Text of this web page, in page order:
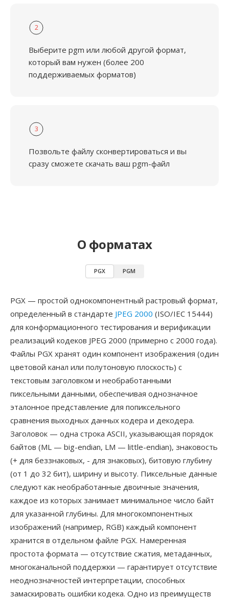
2
Выберите pgm или любой другой формат,
который вам нужен (более 200
поддерживаемых форматов)
3
Позвольте файлу сконвертироваться и вы
сразу сможете скачать ваш pgm-файл
О форматах
PGX PGM
PGX — простой однокомпонентный растровый формат,
определенный в стандарте JPEG 2000 (ISO/IEC 15444)
для конформационного тестирования и верификации
реализаций кодеков JPEG 2000 (примерно с 2000 года).
Файлы PGX хранят один компонент изображения (один
цветовой канал или полутоновую плоскость) с
текстовым заголовком и необработанными
пиксельными данными, обеспечивая однозначное
эталонное представление для попиксельного
сравнения выходных данных кодера и декодера.
Заголовок — одна строка ASCII, указывающая порядок
байтов (ML — big-endian, LM — little-endian), знаковость
(+ для беззнаковых, - для знаковых), битовую глубину
(от 1 до 32 бит), ширину и высоту. Пиксельные данные
следуют как необработанные двоичные значения,
каждое из которых занимает минимальное число байт
для указанной глубины. Для многокомпонентных
изображений (например, RGB) каждый компонент
хранится в отдельном файле PGX. Намеренная
простота формата — отсутствие сжатия, метаданных,
многоканальной поддержки — гарантирует отсутствие
неоднозначностей интерпретации, способных
замаскировать ошибки кодека. Одно из преимуществ